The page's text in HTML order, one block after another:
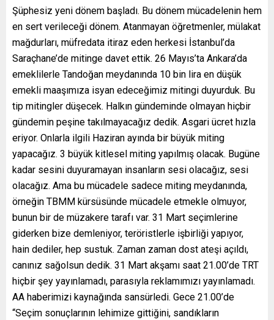
Şüphesiz yeni dönem başladı. Bu dönem mücadelenin hem
en sert verileceği dönem. Atanmayan öğretmenler, mülakat
mağdurları, müfredata itiraz eden herkesi İstanbul’da
Saraçhane’de mitinge davet ettik. 26 Mayıs’ta Ankara’da
emeklilerle Tandoğan meydanında 10 bin lira en düşük
emekli maaşımıza isyan edeceğimiz mitingi duyurduk. Bu
tip mitingler düşecek. Halkın gündeminde olmayan hiçbir
gündemin peşine takılmayacağız dedik. Asgari ücret hızla
eriyor. Onlarla ilgili Haziran ayında bir büyük miting
yapacağız. 3 büyük kitlesel miting yapılmış olacak. Bugüne
kadar sesini duyuramayan insanların sesi olacağız, sesi
olacağız. Ama bu mücadele sadece miting meydanında,
örneğin TBMM kürsüsünde mücadele etmekle olmuyor,
bunun bir de müzakere tarafı var. 31 Mart seçimlerine
giderken bize demleniyor, teröristlerle işbirliği yapıyor,
hain dediler, hep sustuk. Zaman zaman dost ateşi açıldı,
canınız sağolsun dedik. 31 Mart akşamı saat 21.00’de TRT
hiçbir şey yayınlamadı, parasıyla reklamımızı yayınlamadı.
AA haberimizi kaynağında sansürledi. Gece 21.00’de
“Seçim sonuçlarının lehimize gittiğini, sandıkların